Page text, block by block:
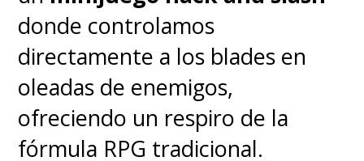
donde controlamos
directamente a los blades en
oleadas de enemigos,
ofreciendo un respiro de la
fórmula RPG tradicional.